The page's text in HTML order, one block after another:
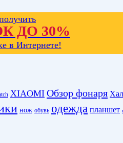
ДО 30%
в Интернете!
XIAOMI Обзор фонаря
нож обувь одежда планшет